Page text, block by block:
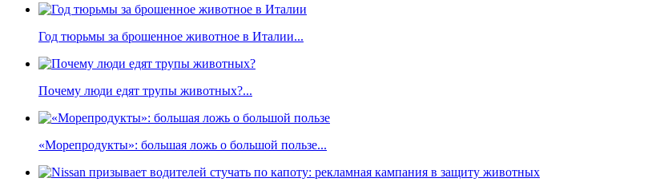
Год тюрьмы за брошенное животное в Италии...
Почему люди едят трупы животных?...
«Морепродукты»: большая ложь о большой пользе...